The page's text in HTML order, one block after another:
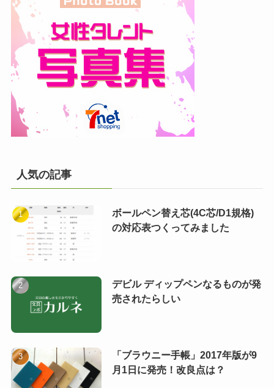
人気の記事
ボールペン替え芯(4C芯/D1規格)
の対応表つくってみました
デビル ディップペンなるものが発
売されたらしい
「ブラウニー手帳」2017年版が9
月1日に発売！改良点は？